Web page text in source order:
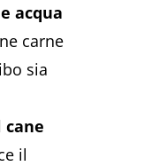
acqua
carne
sia
cane
il